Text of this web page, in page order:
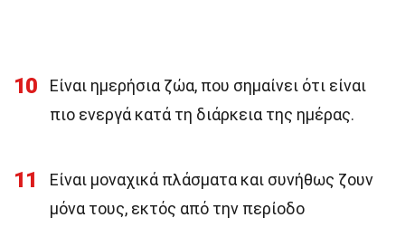
10
Είναι ημερήσια ζώα, που σημαίνει ότι είναι
πιο ενεργά κατά τη διάρκεια της ημέρας.
11
Είναι μοναχικά πλάσματα και συνήθως ζουν
μόνα τους, εκτός από την περίοδο